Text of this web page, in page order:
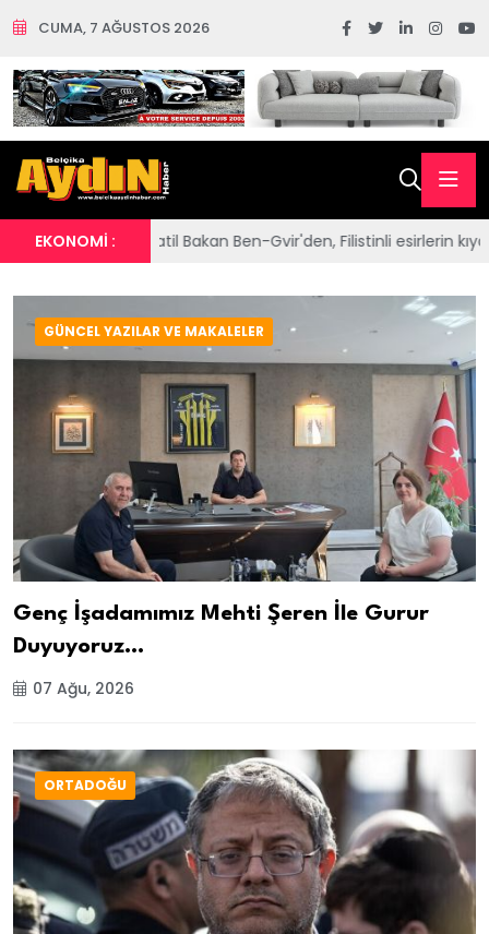
CUMA, 7 AĞUSTOS 2026
EKONOMİ :
Ben-Gvir'den, Filistinli esirlerin kıyafetlerine ve Kur'an-ı
GÜNCEL YAZILAR VE MAKALELER
Genç İşadamımız Mehti Şeren İle Gurur
Duyuyoruz…
07 Ağu, 2026
ORTADOĞU